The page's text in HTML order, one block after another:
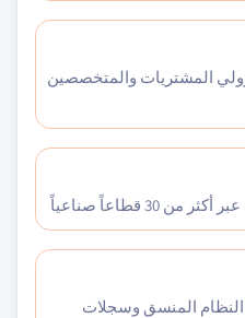
المشتريات والمتخصصين
النظام المنسق وسجلات